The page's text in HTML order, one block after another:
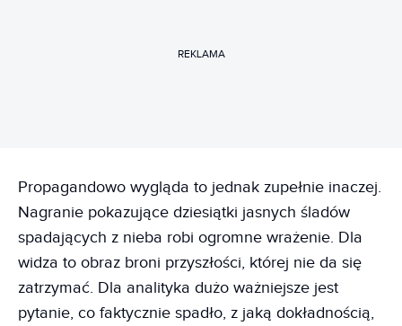
REKLAMA
Propagandowo wygląda to jednak zupełnie inaczej.
Nagranie pokazujące dziesiątki jasnych śladów
spadających z nieba robi ogromne wrażenie. Dla
widza to obraz broni przyszłości, której nie da się
zatrzymać. Dla analityka dużo ważniejsze jest
pytanie, co faktycznie spadło, z jaką dokładnością,